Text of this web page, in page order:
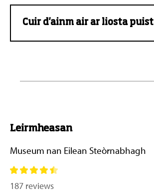
Cuir d'ainm air ar liosta puist
Leirmheasan
Museum nan Eilean Steòrnabhagh
187 reviews